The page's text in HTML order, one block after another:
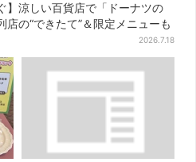
】涼しい百貨店で「ドーナツの
店の“できたて”＆限定メニューも
2026.7.18